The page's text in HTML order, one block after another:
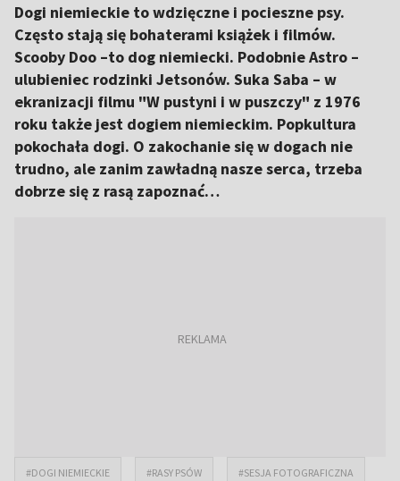
Dogi niemieckie to wdzięczne i pocieszne psy.
Często stają się bohaterami książek i filmów.
Scooby Doo –to dog niemiecki. Podobnie Astro –
ulubieniec rodzinki Jetsonów. Suka Saba – w
ekranizacji filmu "W pustyni i w puszczy" z 1976
roku także jest dogiem niemieckim. Popkultura
pokochała dogi. O zakochanie się w dogach nie
trudno, ale zanim zawładną nasze serca, trzeba
dobrze się z rasą zapoznać…
#DOGI NIEMIECKIE #RASY PSÓW #SESJA FOTOGRAFICZNA